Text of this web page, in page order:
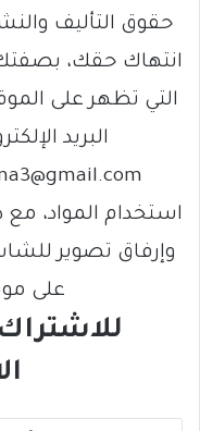
انتهاك حقك،
التي تظهر على
البريد
استخدام المواد،
وإرفاق تصوير
على